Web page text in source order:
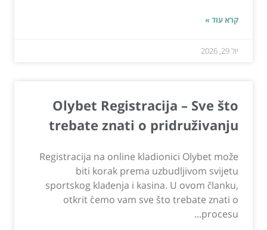
קרא עוד »
יול 29, 2026
Olybet Registracija – Sve što
trebate znati o pridruživanju
Registracija na online kladionici Olybet može
biti korak prema uzbudljivom svijetu
sportskog klađenja i kasina. U ovom članku,
otkrit ćemo vam sve što trebate znati o
procesu...